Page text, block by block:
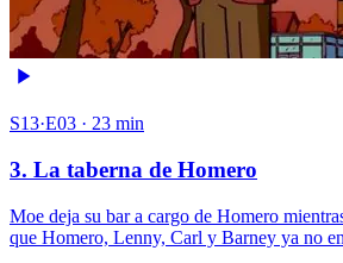
S13·E03 · 23 min
3. La taberna de Homero
Moe deja su bar a cargo de Homero
que Homero, Lenny, Carl y Barney ya no